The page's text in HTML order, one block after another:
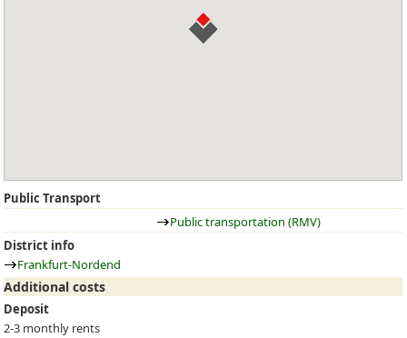
Public Transport
Public transportation (RMV)
District info
Frankfurt-Nordend
Additional costs
Deposit
2-3 monthly rents